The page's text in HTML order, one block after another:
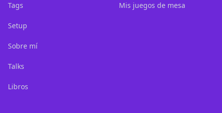
Tags
Setup
Sobre mí
Talks
Libros
Mis juegos de mesa